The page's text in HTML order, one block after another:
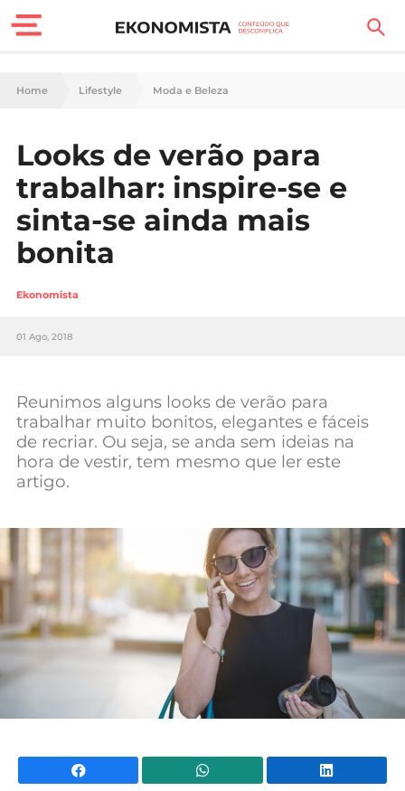
Finanças Pessoais
Carreira
Casa
Lifestyle
Sociedade
Tecnologia
Negócios
Mundial 2026
Home Lifestyle Moda e Beleza
Looks de verão para
trabalhar: inspire-se e
sinta-se ainda mais
bonita
Ekonomista
01 Ago, 2018
Reunimos alguns looks de verão para
trabalhar muito bonitos, elegantes e fáceis
de recriar. Ou seja, se anda sem ideias na
hora de vestir, tem mesmo que ler este
artigo.
Facebook WhatsApp